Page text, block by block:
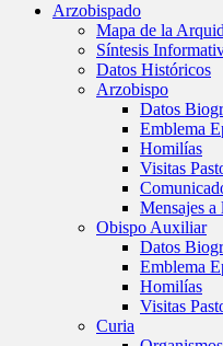
Arzobispado
Mapa de la
Síntesis
Datos Históricos
Arzobispo
Datos
Emblema
Homilías
Visitas
Mensajes a
Obispo Auxiliar
Datos
Emblema
Homilías
Visitas
Curia